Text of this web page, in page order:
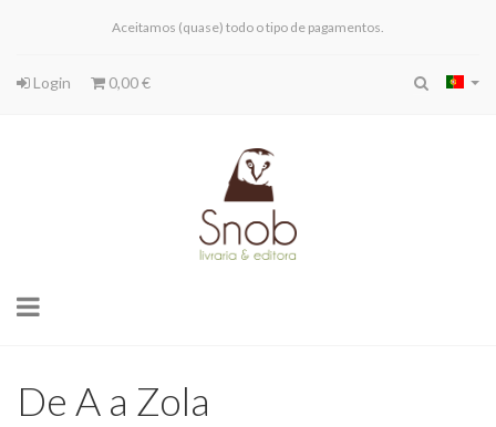
Aceitamos (quase) todo o tipo de pagamentos.
Login 0,00 €
Toggle
De A a Zola